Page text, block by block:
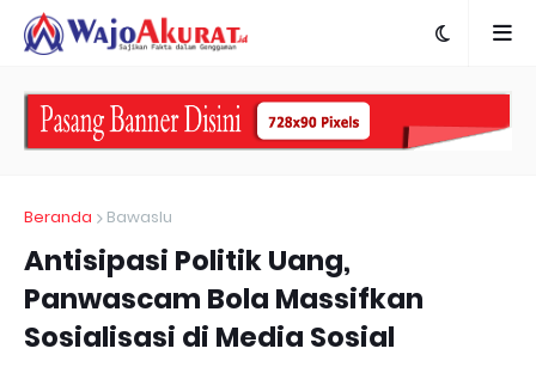
Beranda Bawaslu
Antisipasi Politik Uang,
Panwascam Bola Massifkan
Sosialisasi di Media Sosial